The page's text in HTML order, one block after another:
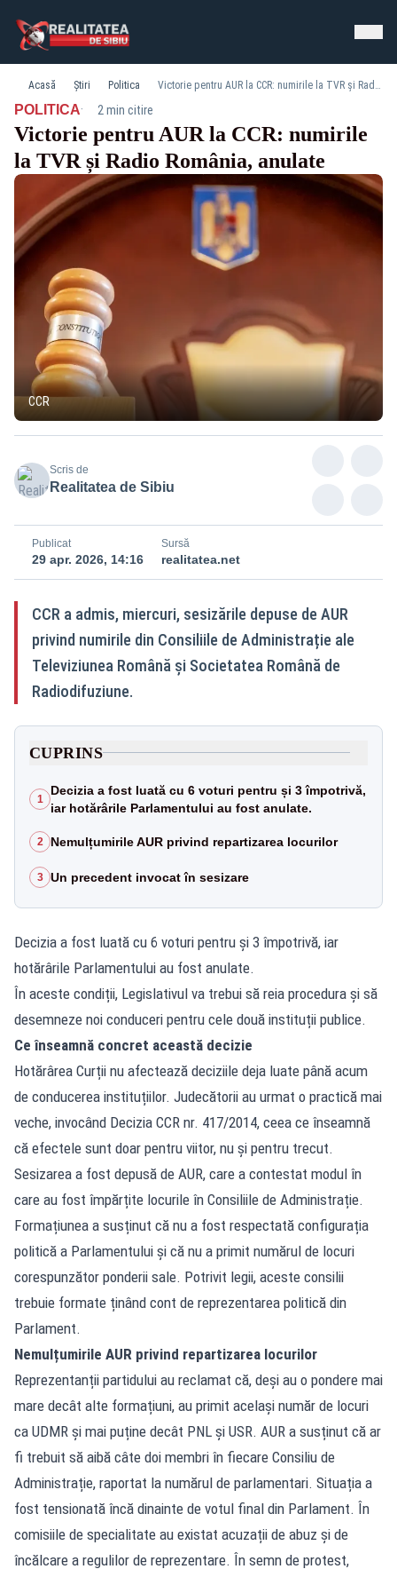
Acasă Știri Politica Victorie pentru AUR la CCR: numirile la TVR și Radio România, anulate
POLITICA· 2 min citire
Victorie pentru AUR la CCR: numirile
la TVR și Radio România, anulate
CCR
Scris de
Realitatea de Sibiu
Publicat
29 apr. 2026, 14:16
Sursă
realitatea.net
CCR a admis, miercuri, sesizările depuse de AUR
privind numirile din Consiliile de Administrație ale
Televiziunea Română și Societatea Română de
Radiodifuziune.
CUPRINS
1
Decizia a fost luată cu 6 voturi pentru și 3 împotrivă,
iar hotărârile Parlamentului au fost anulate.
2 Nemulțumirile AUR privind repartizarea locurilor
3 Un precedent invocat în sesizare
Decizia a fost luată cu 6 voturi pentru și 3 împotrivă, iar
hotărârile Parlamentului au fost anulate.
În aceste condiții, Legislativul va trebui să reia procedura și să
desemneze noi conduceri pentru cele două instituții publice.
Ce înseamnă concret această decizie
Hotărârea Curții nu afectează deciziile deja luate până acum
de conducerea instituțiilor. Judecătorii au urmat o practică mai
veche, invocând Decizia CCR nr. 417/2014, ceea ce înseamnă
că efectele sunt doar pentru viitor, nu și pentru trecut.
Sesizarea a fost depusă de AUR, care a contestat modul în
care au fost împărțite locurile în Consiliile de Administrație.
Formațiunea a susținut că nu a fost respectată configurația
politică a Parlamentului și că nu a primit numărul de locuri
corespunzător ponderii sale. Potrivit legii, aceste consilii
trebuie formate ținând cont de reprezentarea politică din
Parlament.
Nemulțumirile AUR privind repartizarea locurilor
Reprezentanții partidului au reclamat că, deși au o pondere mai
mare decât alte formațiuni, au primit același număr de locuri
ca UDMR și mai puține decât PNL și USR. AUR a susținut că ar
fi trebuit să aibă câte doi membri în fiecare Consiliu de
Administrație, raportat la numărul de parlamentari. Situația a
fost tensionată încă dinainte de votul final din Parlament. În
comisiile de specialitate au existat acuzații de abuz și de
încălcare a regulilor de reprezentare. În semn de protest,